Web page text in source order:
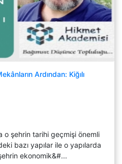
Ardından: Kiğılı
o şehrin tarihi geçmişi önemli
bazı yapılar ile o yapılarda
ekonomik&#...